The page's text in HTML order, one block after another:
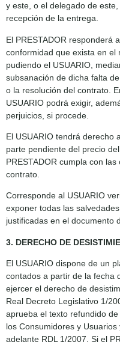
y este, o el delegado de
recepción de la entrega.
El PRESTADOR responderá
conformidad que exista en el
pudiendo el USUARIO,
subsanación de dicha falta
o la resolución del contrato.
USUARIO podrá exigir,
perjuicios, si procede.
El USUARIO tendrá derecho
parte pendiente del precio
PRESTADOR cumpla con
contrato.
Corresponde al USUARIO
exponer todas las
justificadas en el documento
3. DERECHO DE
El USUARIO dispone de un
contados a partir de la fecha
ejercer el derecho de
Real Decreto Legislativo 1/
aprueba el texto refundido
los Consumidores y
adelante RDL 1/2007. Si el